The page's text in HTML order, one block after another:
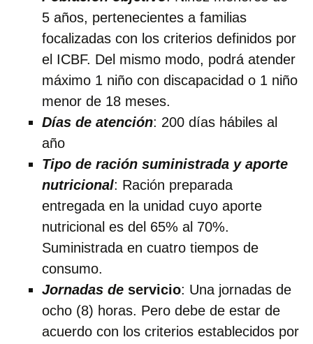
5 años, pertenecientes a familias
focalizadas con los criterios definidos por
el ICBF. Del mismo modo, podrá atender
máximo 1 niño con discapacidad o 1 niño
menor de 18 meses.
Días de atención: 200 días hábiles al
año
Tipo de ración suministrada y aporte
nutricional: Ración preparada
entregada en la unidad cuyo aporte
nutricional es del 65% al 70%.
Suministrada en cuatro tiempos de
consumo.
Jornadas de servicio: Una jornadas de
ocho (8) horas. Pero debe de estar de
acuerdo con los criterios establecidos por